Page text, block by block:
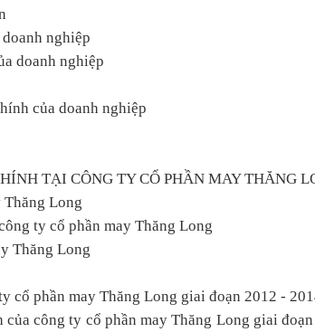
nghiệp
doanh nghiệp
của doanh nghiệp
TẠI CÔNG TY CỔ PHẦN MAY THĂNG
Thăng Long
ty cổ phần may Thăng Long
Thăng Long
cổ phần may Thăng Long giai đoạn 2012 -
công ty cổ phần may Thăng Long giai